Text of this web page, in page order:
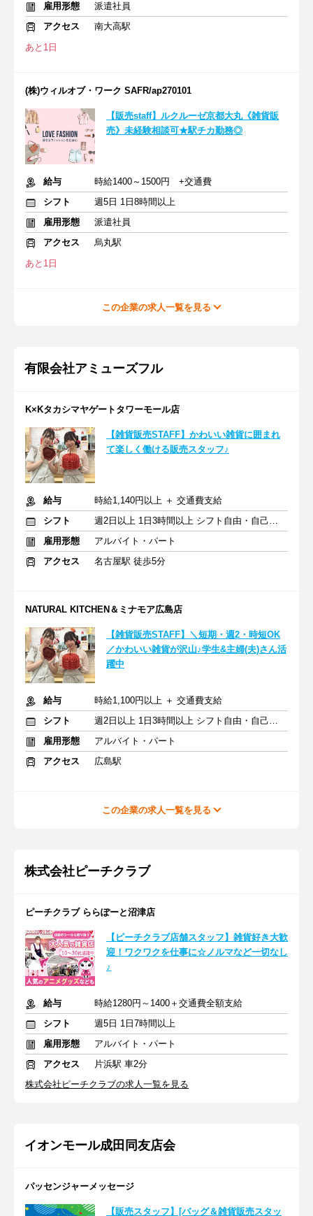
雇用形態
派遣社員
アクセス
南大高駅
あと1日
(株)ウィルオブ・ワーク SAFR/ap270101
【販売staff】ルクルーゼ京都大丸《雑貨販
売》未経験相談可★駅チカ勤務◎
給与
時給1400～1500円 +交通費
シフト
週5日 1日8時間以上
雇用形態
派遣社員
アクセス
烏丸駅
あと1日
この企業の求人一覧を見る
有限会社アミューズフル
K×Kタカシマヤゲートタワーモール店
【雑貨販売STAFF】かわいい雑貨に囲まれ
て楽しく働ける販売スタッフ♪
給与
時給1,140円以上 ＋ 交通費支給
シフト
週2日以上 1日3時間以上 シフト自由・自己申告
雇用形態
アルバイト・パート
アクセス
名古屋駅 徒歩5分
NATURAL KITCHEN＆ミナモア広島店
【雑貨販売STAFF】＼短期・週2・時短OK
／かわいい雑貨が沢山♪学生&主婦(夫)さん活
躍中
給与
時給1,100円以上 ＋ 交通費支給
シフト
週2日以上 1日3時間以上 シフト自由・自己申告
雇用形態
アルバイト・パート
アクセス
広島駅
この企業の求人一覧を見る
株式会社ピーチクラブ
ピーチクラブ ららぽーと沼津店
【ピーチクラブ店舗スタッフ】雑貨好き大歓
迎！ワクワクを仕事に☆ノルマなど一切なし
♪
給与
時給1280円～1400＋交通費全額支給
シフト
週5日 1日7時間以上
雇用形態
アルバイト・パート
アクセス
片浜駅 車2分
株式会社ピーチクラブの求人一覧を見る
イオンモール成田同友店会
パッセンジャーメッセージ
【販売スタッフ】[バッグ＆雑貨販売スタッ